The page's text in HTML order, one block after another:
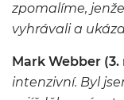
zpomalíme,
vyhrávali a
Mark Webber (3.
intenzivní. Byl